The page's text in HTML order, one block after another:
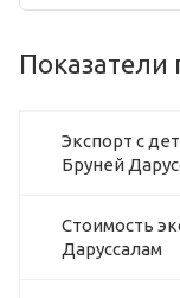
Показатели
Экспорт с
Бруней
Стоимость
Даруссалам